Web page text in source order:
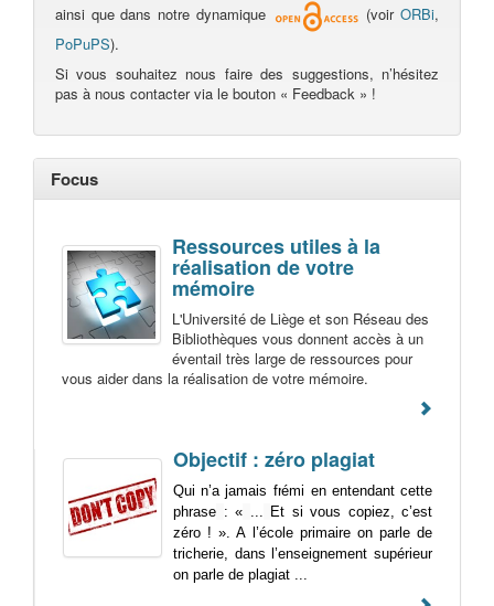
ainsi que dans notre dynamique
(voirORBi,
PoPuPS).
Si vous souhaitez nous faire des suggestions, n’hésitez
pas à nous contacter via le bouton « Feedback » !
Focus
Ressources utiles à la
réalisation de votre
mémoire
L'Université de Liège et son Réseau des
Bibliothèques vous donnent accès à un
éventail très large de ressources pour
vous aider dans la réalisation de votre mémoire.
Objectif : zéro plagiat
Qui n’a jamais frémi en entendant cette
phrase : « ... Et si vous copiez, c’est
zéro ! ». A l’école primaire on parle de
tricherie, dans l’enseignement supérieur
on parle de plagiat ...